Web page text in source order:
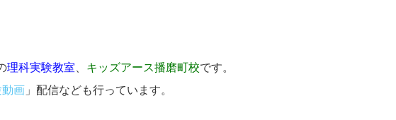
理科実験教室 キッズアース播磨町校です。
動画 」配信なども行っています。